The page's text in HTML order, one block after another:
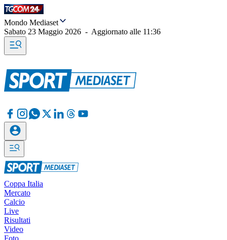
Mondo Mediaset
Sabato 23 Maggio 2026 - Aggiornato alle 11:36
Coppa Italia
Mercato
Calcio
Live
Risultati
Video
Foto